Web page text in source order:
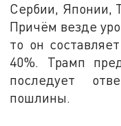
Сербии, Японии,
Причём везде
то он
40%. Трамп
последует
пошлины.